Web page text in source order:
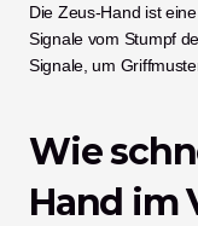
Die Zeus-Hand ist
Signale vom Stumpf
Signale, um
Wie
Hand im